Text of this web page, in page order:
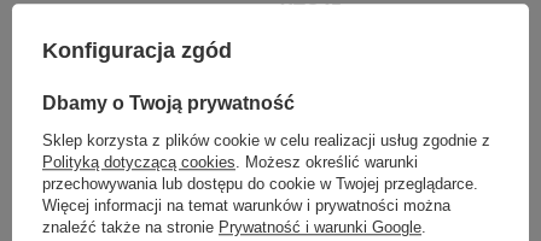
XTC45
+ Dodaj do porównania
Konfiguracja zgód
Dbamy o Twoją prywatność
Sklep korzysta z plików cookie w celu realizacji usług zgodnie z
Polityką dotyczącą cookies. Możesz określić warunki
przechowywania lub dostępu do cookie w Twojej przeglądarce.
Więcej informacji na temat warunków i prywatności można
znaleźć także na stronie Prywatność i warunki Google.